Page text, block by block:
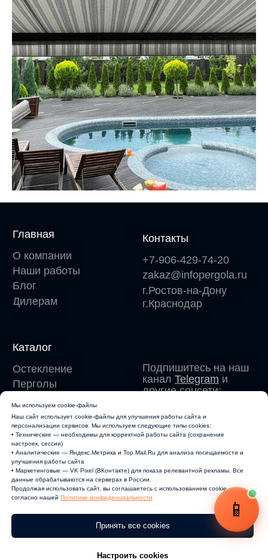
Мы используем cookie-файлы
Наш сайт использует cookie-файлы для улучшения работы сайта и
персонализации сервисов. Мы используем следующие типы cookies:
• Технические — необходимы для корректной работы сайта (сохранение
настроек, сессии)
• Аналитические — Яндекс.Метрика и Top.Mail.Ru для анализа посещаемости и
улучшения работы сайта
• Маркетинговые — VK Pixel (ВКонтакте) для показа релевантной рекламы. Все
данные обрабатываются на серверах в России.
Продолжая использовать сайт, вы соглашаетесь с использованием cookie
согласно нашей Политике конфиденциальности
Принять все cookies
Настроить cookies